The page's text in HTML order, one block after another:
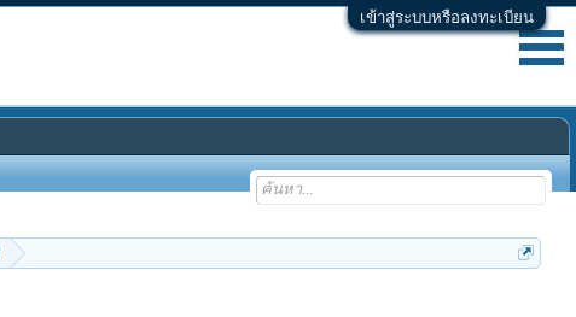
เข้าสู่ระบบหรือลงทะเบียน